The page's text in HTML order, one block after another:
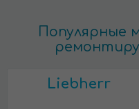
Популярные
Liebherr